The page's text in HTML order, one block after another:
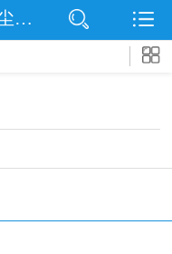
网站首页
泊头市淼鑫除尘配件销售处